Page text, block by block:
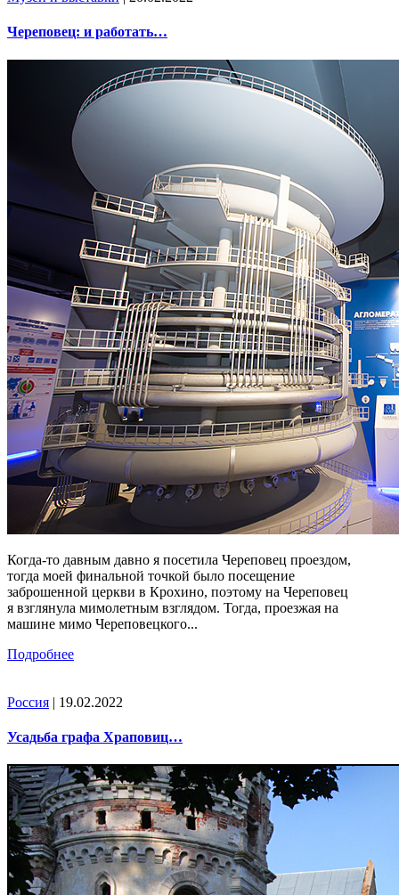
Череповец: и работать…
Когда-то давным давно я посетила Череповец проездом,
тогда моей финальной точкой было посещение
заброшенной церкви в Крохино, поэтому на Череповец
я взглянула мимолетным взглядом. Тогда, проезжая на
машине мимо Череповецкого...
Подробнее
Россия | 19.02.2022
Усадьба графа Храповиц…